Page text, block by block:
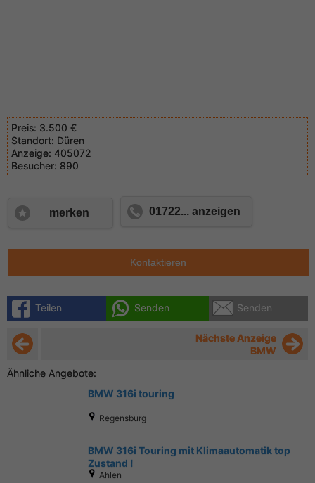
Preis: 3.500 €
Standort: Düren
Anzeige: 405072
Besucher: 890
merken 01722... anzeigen
Kontaktieren
Teilen Senden Senden
Nächste Anzeige
BMW
Ähnliche Angebote:
BMW 316i touring
Regensburg
BMW 316i Touring mit Klimaautomatik top
Zustand !
Ahlen